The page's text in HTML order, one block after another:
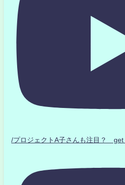
/プロジェクトA子さんも注目？ get